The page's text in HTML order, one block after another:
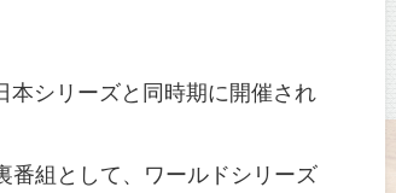
本シリーズと同時期に開催され
番組として、ワールドシリーズ